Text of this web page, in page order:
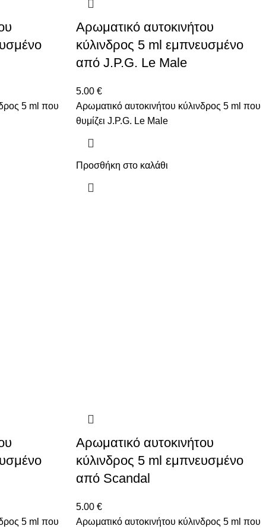
5 ml που
Αρωματικό αυτοκινήτου
κύλινδρος 5 ml εμπνευσμένο
από J.P.G. Le Male
5.00 €
Αρωματικό αυτοκινήτου κύλινδρος 5 ml που
θυμίζει J.P.G. Le Male
Προσθήκη στο καλάθι
5 ml που
Αρωματικό αυτοκινήτου
κύλινδρος 5 ml εμπνευσμένο
από Scandal
5.00 €
Αρωματικό αυτοκινήτου κύλινδρος 5 ml που